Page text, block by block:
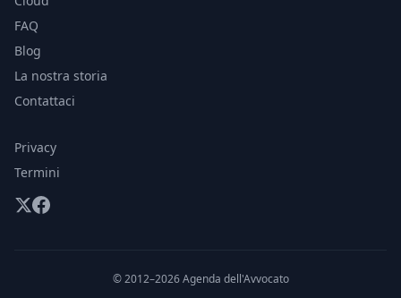
FAQ
Blog
La nostra storia
Contattaci
Privacy
Termini
© 2012–2026 Agenda dell'Avvocato